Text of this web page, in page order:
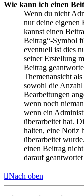
Wie kann ich einen
Wenn du nicht
nur deine eigenen
kannst einen
Beitrag“-Symbol
eventuell ist dies
seiner Erstellung
Beitrag
Themenansicht
sowohl die
Bearbeitungen
wenn noch
wenn ein
überarbeitet hat.
halten, eine Notiz
überarbeitet
einen Beitrag
darauf geantwortet
Nach oben